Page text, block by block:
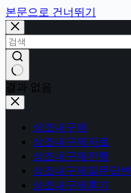
본문으로 건너뛰기
결과 없음
상조내구제
상조내구제자료
상조내구제진행
상조내구제질문답변
상조내구제후기